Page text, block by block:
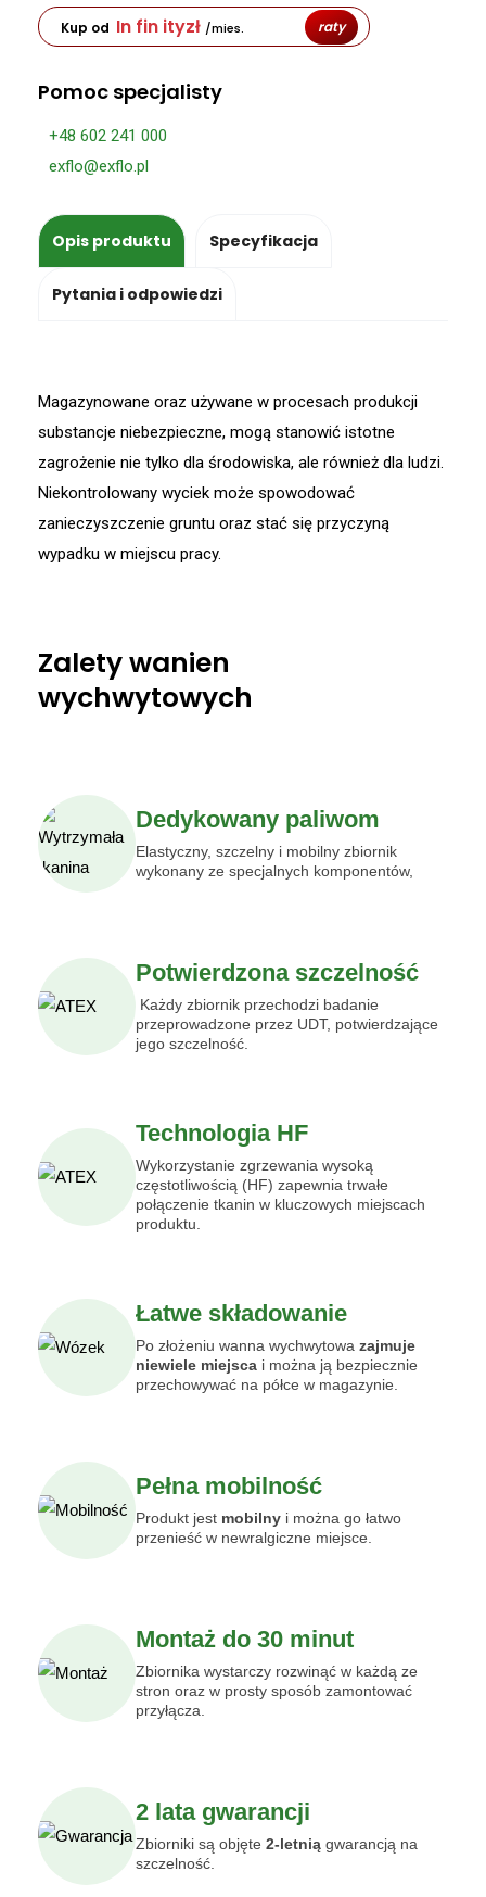
Kup od In fin ityzł /mies. raty
Pomoc specjalisty
+48 602 241 000
exflo@exflo.pl
Opis produktu Specyfikacja
Pytania i odpowiedzi
Magazynowane oraz używane w procesach produkcji
substancje niebezpieczne, mogą stanowić istotne
zagrożenie nie tylko dla środowiska, ale również dla ludzi.
Niekontrolowany wyciek może spowodować
zanieczyszczenie gruntu oraz stać się przyczyną
wypadku w miejscu pracy.
Zalety wanien
wychwytowych
Dedykowany paliwom
Elastyczny, szczelny i mobilny zbiornik
wykonany ze specjalnych komponentów,
Potwierdzona szczelność
Każdy zbiornik przechodzi badanie
przeprowadzone przez UDT, potwierdzające
jego szczelność.
Technologia HF
Wykorzystanie zgrzewania wysoką
częstotliwością (HF) zapewnia trwałe
połączenie tkanin w kluczowych miejscach
produktu.
Łatwe składowanie
Po złożeniu wanna wychwytowa zajmuje
niewiele miejsca i można ją bezpiecznie
przechowywać na półce w magazynie.
Pełna mobilność
Produkt jest mobilny i można go łatwo
przenieść w newralgiczne miejsce.
Montaż do 30 minut
Zbiornika wystarczy rozwinąć w każdą ze
stron oraz w prosty sposób zamontować
przyłącza.
2 lata gwarancji
Zbiorniki są objęte 2-letnią gwarancją na
szczelność.